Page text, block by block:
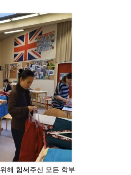
해 힘써주신 모든 학부모님들께 감사드